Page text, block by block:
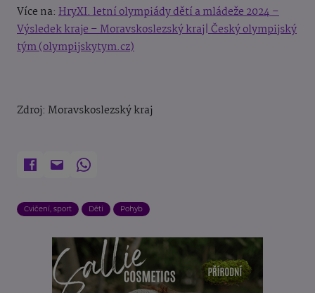
Více na: HryXI. letní olympiády dětí a mládeže 2024 –
Výsledek kraje – Moravskoslezský kraj| Český olympijský
tým (olympijskytym.cz)
Zdroj: Moravskoslezský kraj
Cvičení, sport Děti Pohyb